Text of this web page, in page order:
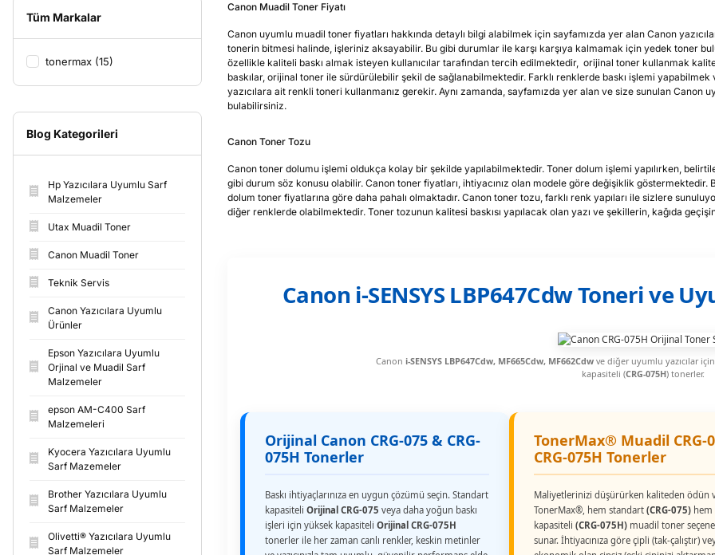
Tüm Markalar
tonermax (15)
Blog Kategorileri
Hp Yazıcılara Uyumlu Sarf
Malzemeler
Utax Muadil Toner
Canon Muadil Toner
Teknik Servis
Canon Yazıcılara Uyumlu
Ürünler
Epson Yazıcılara Uyumlu
Orjinal ve Muadil Sarf
Malzemeler
epson AM-C400 Sarf
Malzemeleri
Kyocera Yazıcılara Uyumlu
Sarf Mazemeler
Brother Yazıcılara Uyumlu
Sarf Malzemeler
Olivetti® Yazıcılara Uyumlu
Sarf Malzemeler
Canon Muadil Toner Fiyatı
Canon uyumlu muadil toner fiyatları hakkında detaylı bilgi alabilmek için sayfamızda yer alan Canon
tonerin bitmesi halinde, işleriniz aksayabilir. Bu gibi durumlar ile karşı karşıya kalmamak için yedek toner
özellikle kaliteli baskı almak isteyen kullanıcılar tarafından tercih edilmektedir, orijinal toner kullanmak
baskılar, orijinal toner ile sürdürülebilir şekil de sağlanabilmektedir. Farklı renklerde baskı işlemi
yazıcılara ait renkli toneri kullanmanız gerekir. Aynı zamanda, sayfamızda yer alan ve size sunulan Canon
bulabilirsiniz.
Canon Toner Tozu
Canon toner dolumu işlemi oldukça kolay bir şekilde yapılabilmektedir. Toner dolum işlemi yapılırken,
gibi durum söz konusu olabilir. Canon toner fiyatları, ihtiyacınız olan modele göre değişiklik
dolum toner fiyatlarına göre daha pahalı olmaktadır. Canon toner tozu, farklı renk yapıları ile sizlere
diğer renklerde olabilmektedir. Toner tozunun kalitesi baskısı yapılacak olan yazı ve şekillerin, kağıda
Canon i-SENSYS LBP647Cdw Toneri ve
Canon i-SENSYS LBP647Cdw, MF665Cdw, MF662Cdwve diğer uyumlu yazıcılar
kapasiteli (CRG-075H) tonerler.
Orijinal Canon CRG-075 & CRG-
075H Tonerler
Baskı ihtiyaçlarınıza en uygun çözümü seçin. Standart
kapasiteli Orijinal CRG-075 veya daha yoğun baskı
işleri için yüksek kapasiteli Orijinal CRG-075H
tonerler ile her zaman canlı renkler, keskin metinler
TonerMax® Muadil CRG-
CRG-075H Tonerler
Maliyetlerinizi düşürürken kaliteden ödün
TonerMax®, hem standart (CRG-075)hem
kapasiteli (CRG-075H)muadil toner
sunar. İhtiyacınıza göre çipli (tak-çalıştır)